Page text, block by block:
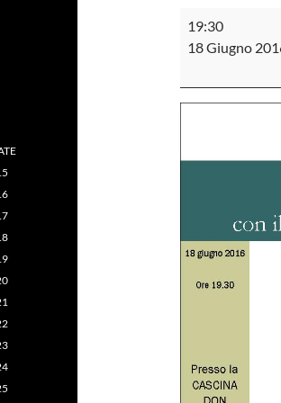
Apericena
19:30
18 Giugno